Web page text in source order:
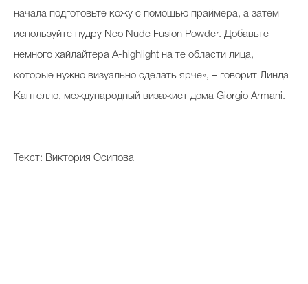
начала подготовьте кожу с помощью праймера, а затем
используйте пудру Neo Nude Fusion Powder. Добавьте
немного хайлайтера A-highlight на те области лица,
которые нужно визуально сделать ярче», – говорит Линда
Кантелло, международный визажист дома Giorgio Armani.
Текст: Виктория Осипова